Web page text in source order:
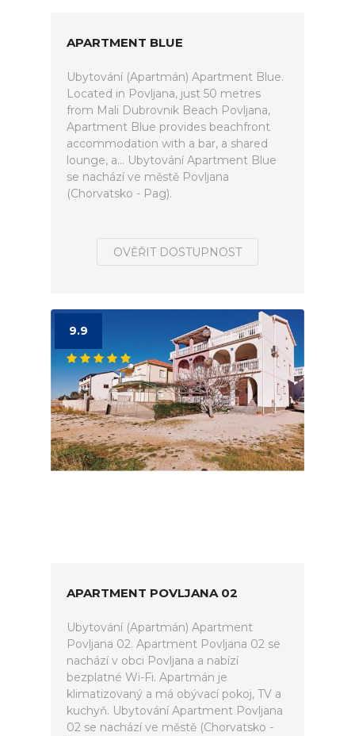
APARTMENT BLUE
Ubytování (Apartmán) Apartment Blue.
Located in Povljana, just 50 metres
from Mali Dubrovnik Beach Povljana,
Apartment Blue provides beachfront
accommodation with a bar, a shared
lounge, a... Ubytování Apartment Blue
se nachází ve městě Povljana
(Chorvatsko - Pag).
OVĚŘIT DOSTUPNOST
9.9
APARTMENT POVLJANA 02
Ubytování (Apartmán) Apartment
Povljana 02. Apartment Povljana 02 se
nachází v obci Povljana a nabízí
bezplatné Wi-Fi. Apartmán je
klimatizovaný a má obývací pokoj, TV a
kuchyň. Ubytování Apartment Povljana
02 se nachází ve městě (Chorvatsko -